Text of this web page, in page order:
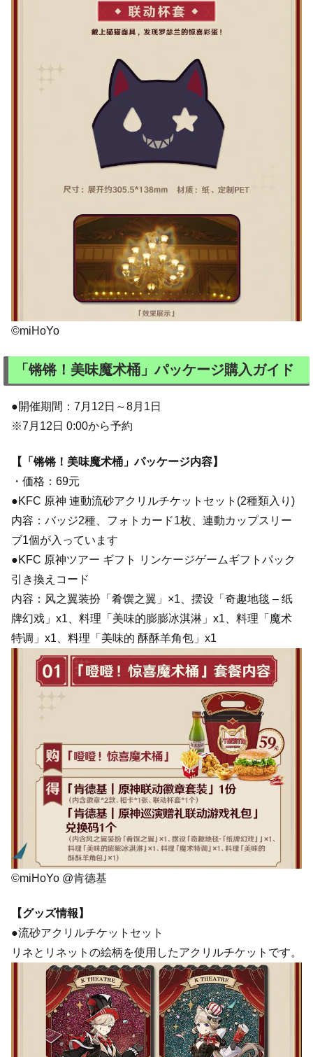
©miHoYo
「锵锵！美味魔术桶」パッケージ購入ガイド
●開催期間：7月12日～8月1日
※7月12日 0:00から予約
【「锵锵！美味魔术桶」パッケージ内容】
・価格：69元
●KFC 原神 連動流砂アクリルチケットセット(2種類入り)
内容：バッジ2種、フォトカード1枚、連動カップスリー
ブ1個が入っています
●KFC 原神ツアー ギフト リンケージゲームギフトパック
引き換えコード
内容：风之翼装扮「肴馔之翼」×1、摆设「奇趣地毯 – 纸
牌幻戏」x1、料理「美味的膨膨冰淇淋」x1、料理「魔术
特调」x1、料理「美味的 酥酥羊角包」x1
©miHoYo @肯德基
【グッズ情報】
●流砂アクリルチケットセット
リネとリネットの絵柄を使用したアクリルチケットです。